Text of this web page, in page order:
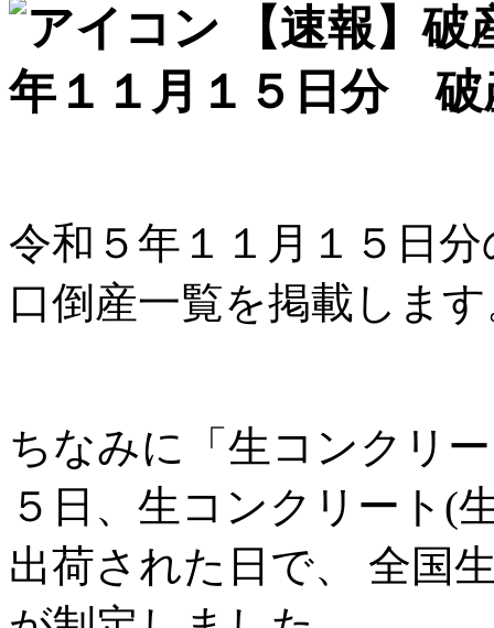
【速報】
年１１月１５日分 破
令和５年１１月１５日
口倒産一覧を掲載しま
ちなみに「生コンクリ
５日、生コンクリート(
出荷された日で、 全国